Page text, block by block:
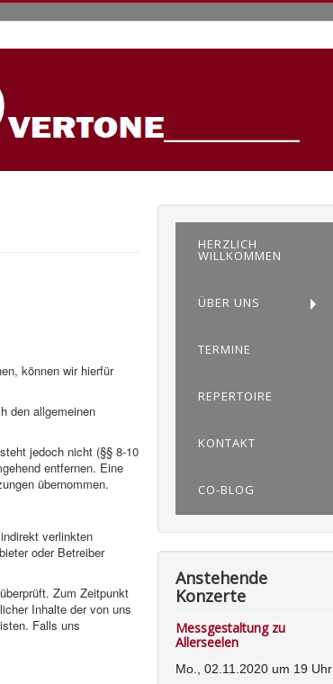
können wir hierfür
den allgemeinen
jedoch nicht (§§ 8-10
entfernen. Eine
übernommen.
verlinkten
oder Betreiber
Zum Zeitpunkt
Inhalte der von uns
Falls uns
HERZLICH
WILLKOMMEN
ÜBER UNS
TERMINE
REPERTOIRE
KONTAKT
CO-BLOG
Anstehende
Konzerte
Messgestaltung zu
Allerseelen
Mo., 02.11.2020 um 19 Uhr